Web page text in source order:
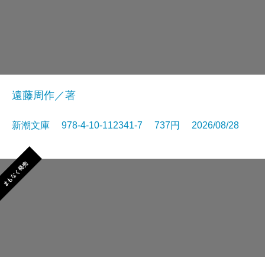
遠藤周作／著
新潮文庫 978-4-10-112341-7 737円 2026/08/28
まもなく発売